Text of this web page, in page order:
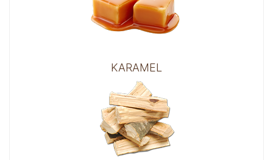
KARAMEL